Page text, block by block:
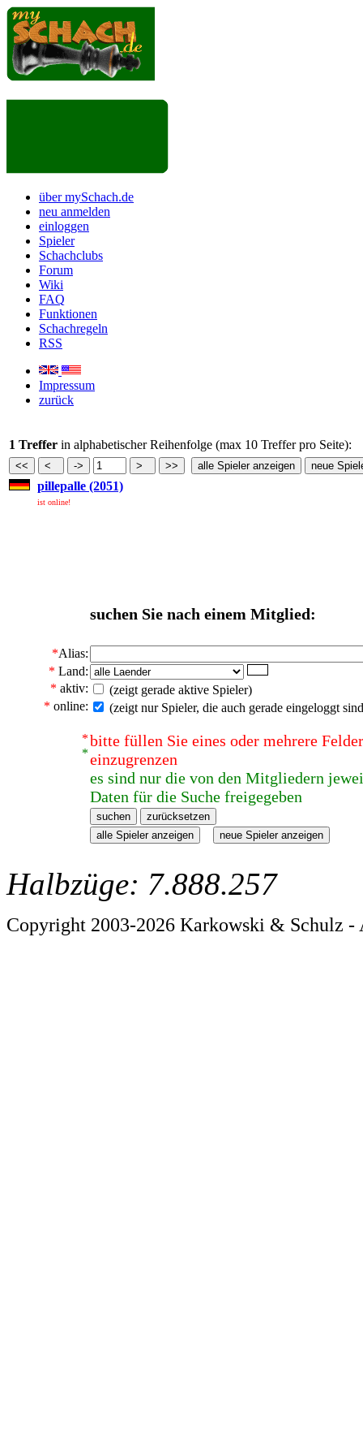
über mySchach.de
neu anmelden
einloggen
Spieler
Schachclubs
Forum
Wiki
FAQ
Funktionen
Schachregeln
RSS
Impressum
zurück
1 Treffer in alphabetischer Reihenfolge (max 10 Treffer pro Seite):
pillepalle (2051)
ist online!
suchen Sie nach einem Mitglied:
*Alias:
* Land:
* aktiv:
(zeigt gerade aktive Spieler)
* online: (zeigt nur Spieler, die auch gerade eingeloggt
*
*
bitte füllen Sie eines oder mehrere
einzugrenzen
es sind nur die von den Mitgliedern
Daten für die Suche freigegeben
Halbzüge: 7.888.257
Copyright 2003-2026 Karkowski & Schulz